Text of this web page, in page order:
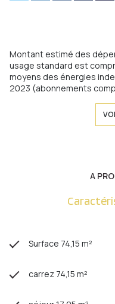
Montant estimé des
usage standard est
moyens des énergies
2023 (abonnements
A
Surface 74,15 m²
carrez 74,15 m²